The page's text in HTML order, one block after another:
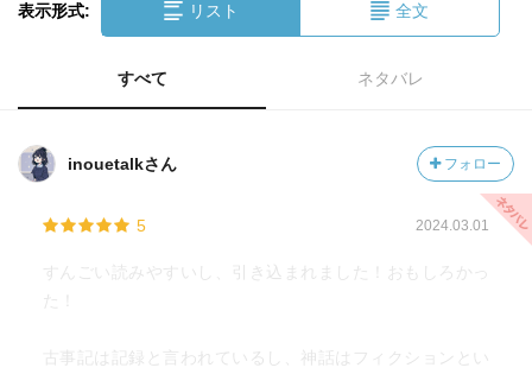
表示形式: リスト 全文
すべて ネタバレ
inouetalkさん フォロー
5 2024.03.01
すんごい読みやすいし、引き込まれました！おもしろかっ
た！
古事記は記録と言われているし、神話はフィクションとい